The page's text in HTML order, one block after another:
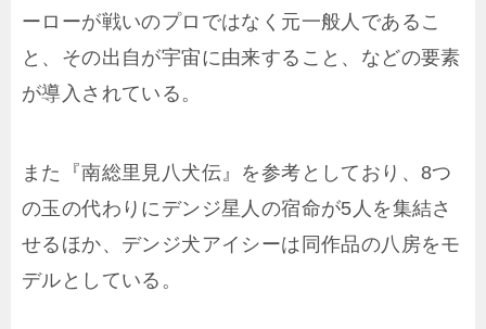
ーローが戦いのプロではなく元一般人であるこ
と、その出自が宇宙に由来すること、などの要素
が導入されている。
また『南総里見八犬伝』を参考としており、8つ
の玉の代わりにデンジ星人の宿命が5人を集結さ
せるほか、デンジ犬アイシーは同作品の八房をモ
デルとしている。